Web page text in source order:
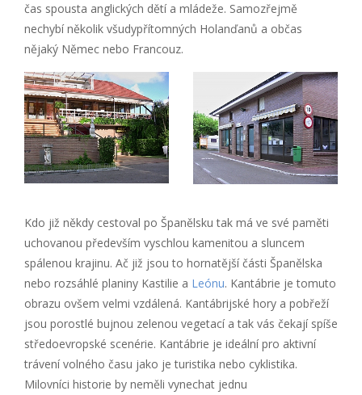
čas spousta anglických dětí a mládeže. Samozřejmě
nechybí několik všudypřítomných Holanďanů a občas
nějaký Němec nebo Francouz.
Kdo již někdy cestoval po Španělsku tak má ve své paměti
uchovanou především vyschlou kamenitou a sluncem
spálenou krajinu. Ač již jsou to hornatější části Španělska
nebo rozsáhlé planiny Kastilie a Leónu. Kantábrie je tomuto
obrazu ovšem velmi vzdálená. Kantábrijské hory a pobřeží
jsou porostlé bujnou zelenou vegetací a tak vás čekají spíše
středoevropské scenérie. Kantábrie je ideální pro aktivní
trávení volného času jako je turistika nebo cyklistika.
Milovníci historie by neměli vynechat jednu